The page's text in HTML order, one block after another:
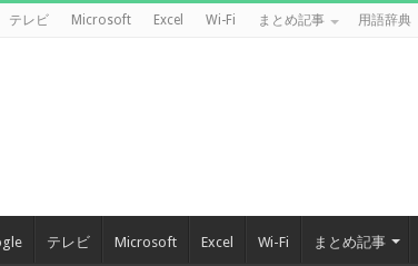
テレビ Microsoft Excel Wi-Fi まとめ記事 用語辞典
テレビ Microsoft Excel Wi-Fi まとめ記事